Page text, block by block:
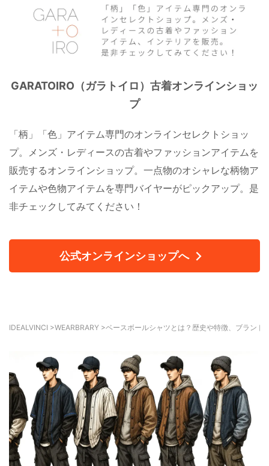
GARATOIRO（ガラトイロ）古着オンラインショッ
プ
「柄」「色」アイテム専門のオンラインセレクトショッ
プ。メンズ・レディースの古着やファッションアイテムを
販売するオンラインショップ。一点物のオシャレな柄物ア
イテムや色物アイテムを専門バイヤーがピックアップ。是
非チェックしてみてください！
公式オンラインショップへ
IDEALVINCI >WEARBRARY >ベースボールシャツとは？歴史や特徴、ブランド